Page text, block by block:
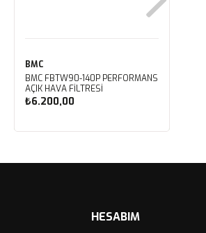
BMC
BMC FBTW90-140P PERFORMANS
AÇIK HAVA FİLTRESİ
₺6.200,00
HESABIM